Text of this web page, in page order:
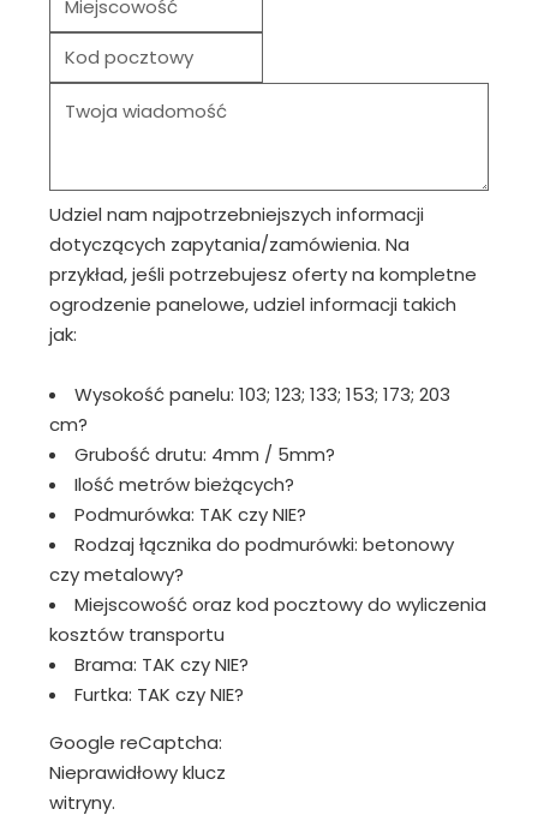
Udziel nam najpotrzebniejszych informacji
dotyczących zapytania/zamówienia. Na
przykład, jeśli potrzebujesz oferty na kompletne
ogrodzenie panelowe, udziel informacji takich
jak:
Wysokość panelu: 103; 123; 133; 153; 173; 203
cm?
Grubość drutu: 4mm / 5mm?
Ilość metrów bieżących?
Podmurówka: TAK czy NIE?
Rodzaj łącznika do podmurówki: betonowy
czy metalowy?
Miejscowość oraz kod pocztowy do wyliczenia
kosztów transportu
Brama: TAK czy NIE?
Furtka: TAK czy NIE?
Google reCaptcha:
Nieprawidłowy klucz
witryny.